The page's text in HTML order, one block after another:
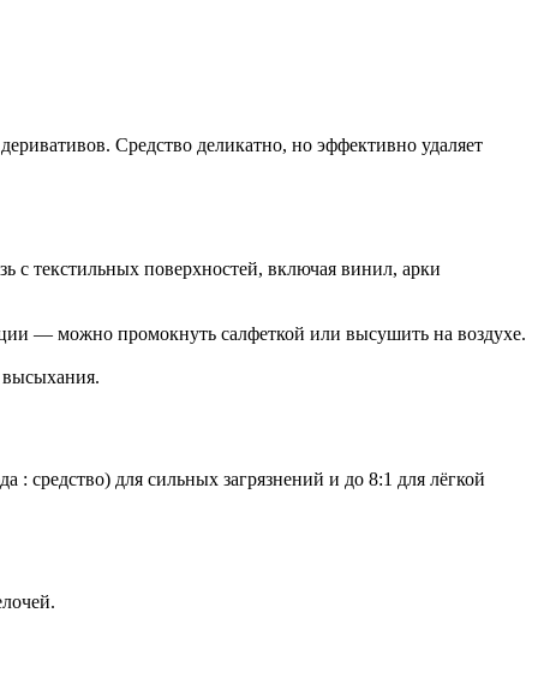
Средство деликатно, но эффективно удаляет
с текстильных поверхностей, включая винил, арки
— можно промокнуть салфеткой или высушить на воздухе.
высыхания.
средство) для сильных загрязнений и до 8:1 для лёгкой